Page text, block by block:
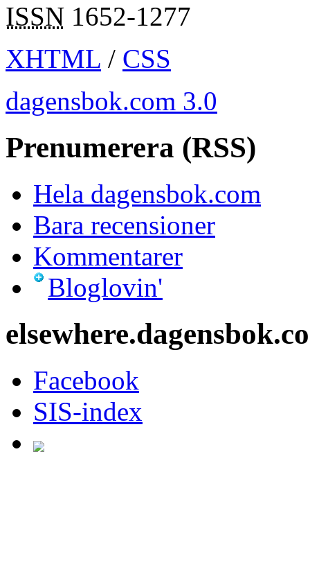
ISSN 1652-1277
XHTML / CSS
dagensbok.com 3.0
Prenumerera (RSS)
Hela dagensbok.com
Bara recensioner
Kommentarer
Bloglovin'
Facebook
SIS-index